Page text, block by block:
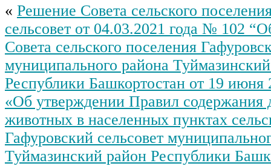
« Решение Совета сельского
сельсовет от 04.03.2021 года № 102
Совета сельского поселения
муниципального района
Республики Башкортостан от 19
«Об утверждении Правил
животных в населенных пунктах
Гафуровский сельсовет
Туймазинский район Республики